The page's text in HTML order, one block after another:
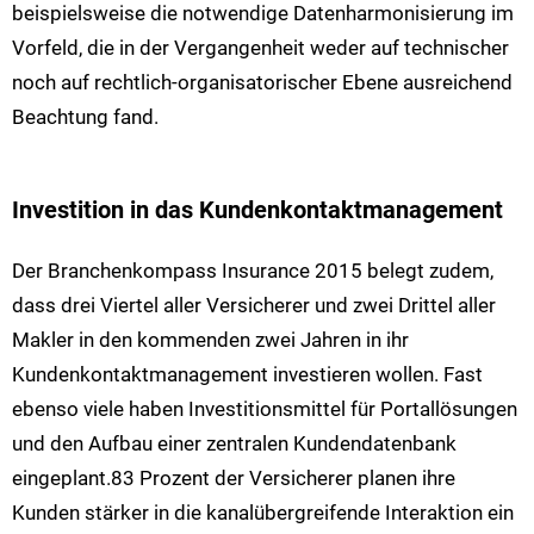
beispielsweise die notwendige Datenharmonisierung im
Vorfeld, die in der Vergangenheit weder auf technischer
noch auf rechtlich-organisatorischer Ebene ausreichend
Beachtung fand.
Investition in das Kundenkontaktmanagement
Der Branchenkompass Insurance 2015 belegt zudem,
dass drei Viertel aller Versicherer und zwei Drittel aller
Makler in den kommenden zwei Jahren in ihr
Kundenkontaktmanagement investieren wollen. Fast
ebenso viele haben Investitionsmittel für Portallösungen
und den Aufbau einer zentralen Kundendatenbank
eingeplant.83 Prozent der Versicherer planen ihre
Kunden stärker in die kanalübergreifende Interaktion ein